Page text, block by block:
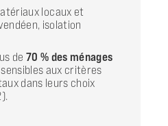
locaux et
isolation
de 70 % des ménages
aux critères
dans leurs choix